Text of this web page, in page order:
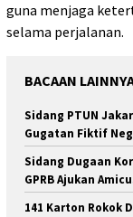
guna menjaga
selama perjalanan.
BACAAN
Sidang PTUN
Gugatan Fiktif
Sidang Dugaan
GPRB Ajukan
141 Karton Rokok